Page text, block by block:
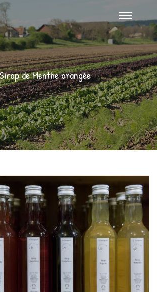
de Menthe orangée